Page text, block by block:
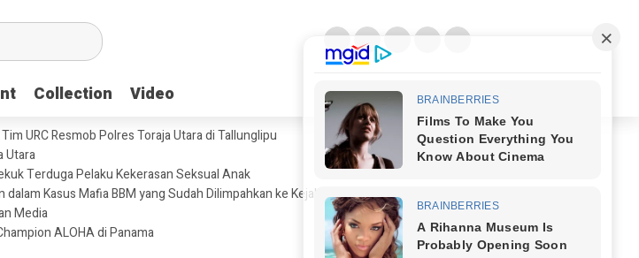
Collection Video
Collection Video
URC Resmob Polres Toraja Utara di Tallunglipu
Utara
Terduga Pelaku Kekerasan Seksual Anak
Kasus Mafia BBM yang Sudah Dilimpahkan ke Kejaksaan
Media
ALOHA di Panama